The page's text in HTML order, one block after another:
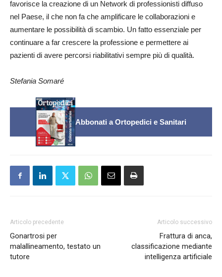
favorisce la creazione di un Network di professionisti diffuso
nel Paese, il che non fa che amplificare le collaborazioni e
aumentare le possibilità di scambio. Un fatto essenziale per
continuare a far crescere la professione e permettere ai
pazienti di avere percorsi riabilitativi sempre più di qualità.
Stefania Somaré
Abbonati a Ortopedici e Sanitari
Articolo precedente
Gonartrosi per
malallineamento, testato un
tutore
Articolo successivo
Frattura di anca,
classificazione mediante
intelligenza artificiale